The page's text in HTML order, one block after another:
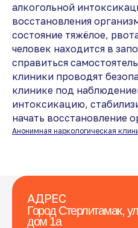
алкогольной
восстановления
состояние тяжёлое,
человек находится в
справиться
клиники проводят
клинике под
интоксикацию,
начать восстановление
Анонимная наркологическая
АДРЕС
Город Стерлитамак,
дом 1а